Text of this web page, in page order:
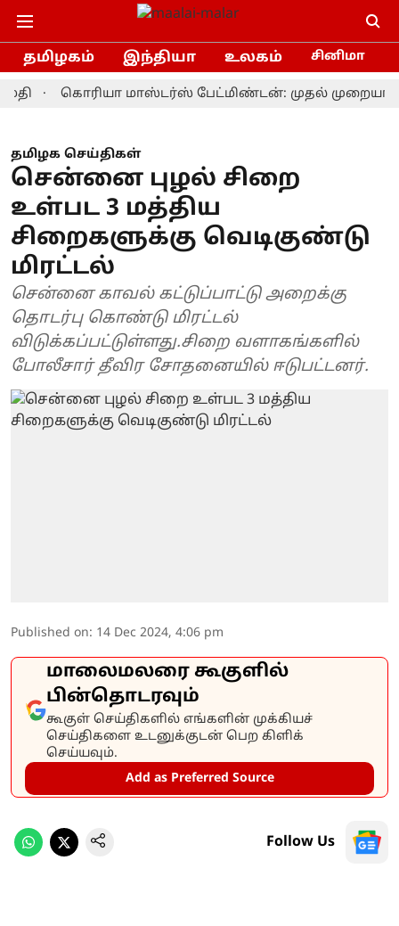
தமிழகம் இந்தியா உலகம் சினிமா
கொரியா மாஸ்டர்ஸ் பேட்மிண்டன்: முதல் முறையாக
தமிழக செய்திகள்
சென்னை புழல் சிறை
உள்பட 3 மத்திய
சிறைகளுக்கு வெடிகுண்டு
மிரட்டல்
சென்னை காவல் கட்டுப்பாட்டு அறைக்கு
தொடர்பு கொண்டு மிரட்டல்
விடுக்கப்பட்டுள்ளது.சிறை வளாகங்களில்
போலீசார் தீவிர சோதனையில் ஈடுபட்டனர்.
Published on: 14 Dec 2024, 4:06 pm
மாலைமலரை கூகுளில்
பின்தொடரவும்
கூகுள் செய்திகளில் எங்களின் முக்கியச்
செய்திகளை உடனுக்குடன் பெற கிளிக்
செய்யவும்.
Add as Preferred Source
Follow Us